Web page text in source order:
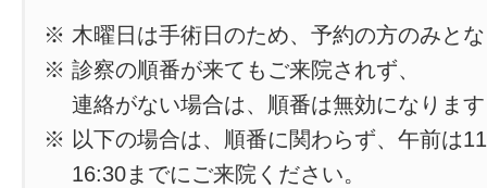
※ 木曜日は手術日のため、予約の方のみと
※ 診察の順番が来てもご来院されず、
連絡がない場合は、順番は無効になりま
※ 以下の場合は、順番に関わらず、午前は
16:30までにご来院ください。